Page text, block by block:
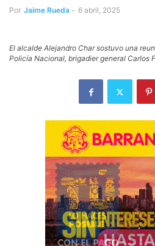
Por Jaime Rueda - 6 abril, 2025
El alcalde Alejandro Char sostuvo una
Policía Nacional, brigadier general Carlos